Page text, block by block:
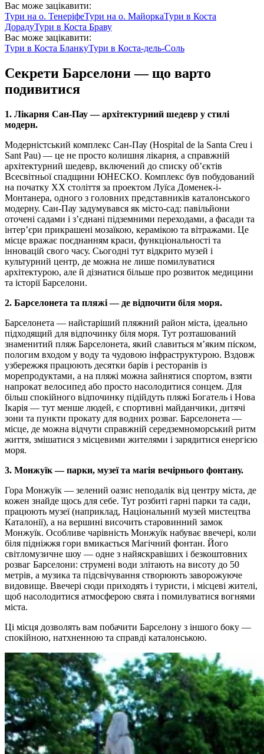
Вас може зацікавити:
Тури на о. ТенеріфеТури на о. МайоркаТури в Коста
ДорадуТури в Коста Браву
Вас може зацікавити:
Тури в Коста БланкуТури в Коста-дель-Соль
Секрети Барселони—що варто
подивитися
1. Лікарня Сан-Пау — архітектурний шедевр у стилі
модерн.
Модерністський комплекс Сан-Пау (Hospital de la Santa Creu i
Sant Pau) — це не просто колишня лікарня, а справжній
архітектурний шедевр, включений до списку об’єктів
Всесвітньої спадщини ЮНЕСКО. Комплекс був побудований
на початку XX століття за проектом Луїса Доменек-і-
Монтанера, одного з головних представників каталонського
модерну. Сан-Пау задумувався як місто-сад: павільйони
оточені садами і з’єднані підземними переходами, а фасади та
інтер’єри прикрашені мозаїкою, керамікою та вітражами. Це
місце вражає поєднанням краси, функціональності та
інновацій свого часу. Сьогодні тут відкрито музей і
культурний центр, де можна не лише помилуватися
архітектурою, але й дізнатися більше про розвиток медицини
та історії Барселони.
2. Барселонета та пляжі — де відпочити біля моря.
Барселонета — найстаріший пляжний район міста, ідеально
підходящий для відпочинку біля моря. Тут розташований
знаменитий пляж Барселонета, який славиться м’яким піском,
пологим входом у воду та чудовою інфраструктурою. Вздовж
узбережжя працюють десятки барів і ресторанів із
морепродуктами, а на пляжі можна зайнятися спортом, взяти
напрокат велосипед або просто насолодитися сонцем. Для
більш спокійного відпочинку підійдуть пляжі Богатель і Нова
Ікарія — тут менше людей, є спортивні майданчики, дитячі
зони та пункти прокату для водних розваг. Барселонета —
місце, де можна відчути справжній середземноморський ритм
життя, змішатися з місцевими жителями і зарядитися енергією
моря.
3. Монжуїк — парки, музеї та магія вечірнього фонтану.
Гора Монжуїк — зелений оазис неподалік від центру міста, де
кожен знайде щось для себе. Тут розбиті гарні парки та сади,
працюють музеї (наприклад, Національний музей мистецтва
Каталонії), а на вершині височить старовинний замок
Монжуїк. Особливе чарівність Монжуїк набуває ввечері, коли
біля підніжжя гори вмикається Магічний фонтан. Його
світломузичне шоу — одне з найяскравіших і безкоштовних
розваг Барселони: струмені води злітають на висоту до 50
метрів, а музика та підсвічування створюють заворожуюче
видовище. Ввечері сюди приходять і туристи, і місцеві жителі,
щоб насолодитися атмосферою свята і помилуватися вогнями
міста.
Ці місця дозволять вам побачити Барселону з іншого боку —
спокійною, натхненною та справді каталонською.